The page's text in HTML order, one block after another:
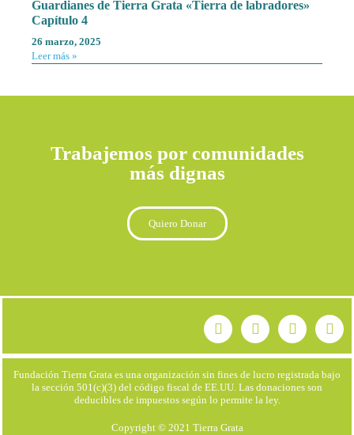
Guardianes de Tierra Grata «Tierra de labradores»
Capítulo 4
26 marzo, 2025
Leer más »
Trabajemos por comunidades
más dignas
Quiero Donar
Fundación Tierra Grata es una organización sin fines de lucro registrada bajo
la sección 501(c)(3) del código fiscal de EE.UU. Las donaciones son
deducibles de impuestos según lo permite la ley.
Copyright © 2021 Tierra Grata